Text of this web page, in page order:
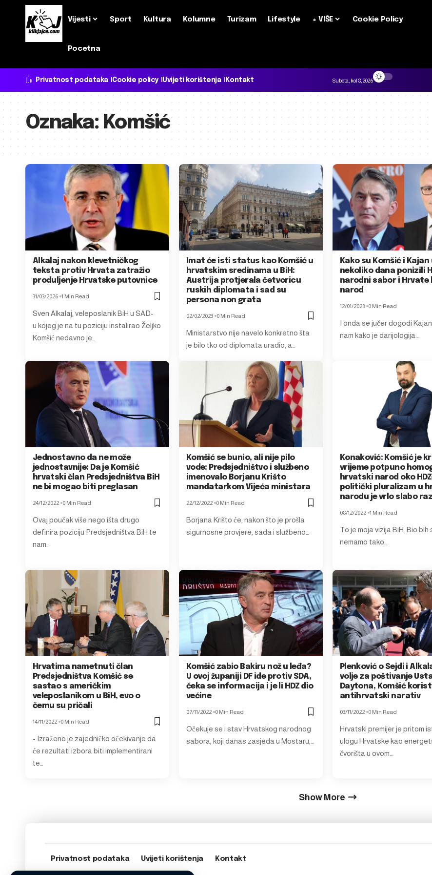
Vijesti Sport Kultura Kolumne Turizam Lifestyle + VIŠE Cookie Policy
Pocetna
Privatnost podataka Cookie policy Uvijeti korištenja Kontakt Subota, kol 8, 2026
Oznaka: Komšić
Alkalaj nakon klevetničkog
teksta protiv Hrvata zatražio
produljenje Hrvatske putovnice
31/03/2026 1 Min Read
Sven Alkalaj, veleposlanik BiH u SAD-
u kojeg je na tu poziciju instalirao Željko
Komšić nedavno je…
Imat će isti status kao Komšić u
hrvatskim sredinama u BiH:
Austrija protjerala četvoricu
ruskih diplomata i sad su
persona non grata
02/02/2023 0 Min Read
Ministarstvo nije navelo konkretno šta
je bilo tko od diplomata uradio, a…
Kako su Komšić i Kajan
nekoliko dana ponizili
narodni sabor i Hrvate
narod
12/01/2023 0 Min Read
I onda se jučer dogodi
nam kako je darijologija…
Jednostavno da ne može
jednostavnije: Da je Komšić
hrvatski član Predsjedništva BiH
ne bi mogao biti preglasan
24/12/2022 0 Min Read
Ovaj poučak više nego išta drugo
definira poziciju Predsjedništva BiH te
nam…
Komšić se bunio, ali nije pilo
vode: Predsjedništvo i službeno
imenovalo Borjanu Krišto
mandatarkom Vijeća ministara
22/12/2022 0 Min Read
Borjana Krišto će, nakon što je prošla
sigurnosne provjere, sada i službeno…
Konaković: Komšić je
vrijeme potpuno
hrvatski narod oko
politički pluralizam u
narodu je vrlo slabo
08/12/2022 1 Min Read
To je moja vizija BiH. Bio bih
nemamo tako…
Hrvatima nametnuti član
Predsjedništva Komšić se
sastao s američkim
veleposlanikom u BiH, evo o
čemu su pričali
14/11/2022 0 Min Read
- Izraženo je zajedničko očekivanje da
će rezultati izbora biti implementirani
te…
Komšić zabio Bakiru nož u leđa?
U ovoj županiji DF ide protiv SDA,
čeka se informacija i je li HDZ dio
većine
07/11/2022 0 Min Read
Očekuje se i stav Hrvatskog narodnog
sabora, koji danas zasjeda u Mostaru,…
Plenković o Sejdi i
volje za poštivanje
Daytona, Komšić
antihrvatski narativ
03/11/2022 0 Min Read
Hrvatski premijer je pritom
ulogu Hrvatske kao
čvorišta u ovom…
Show More
Privatnost podataka Uvijeti korištenja Kontakt